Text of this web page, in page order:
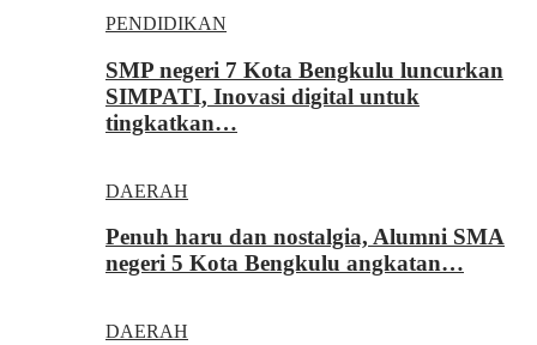
PENDIDIKAN
SMP negeri 7 Kota Bengkulu luncurkan
SIMPATI, Inovasi digital untuk
tingkatkan…
DAERAH
Penuh haru dan nostalgia, Alumni SMA
negeri 5 Kota Bengkulu angkatan…
DAERAH